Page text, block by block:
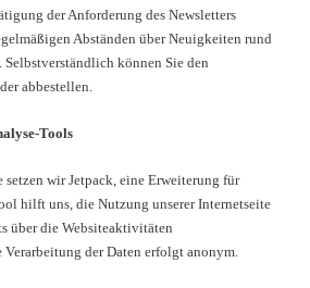
der Anforderung des Newsletters
Abständen über Neuigkeiten rund
können Sie den
abbestellen.
Tools
setzen wir Jetpack, eine Erweiterung für
hilft uns, die Nutzung unserer Internetseite
über die Websiteaktivitäten
der Daten erfolgt anonym.